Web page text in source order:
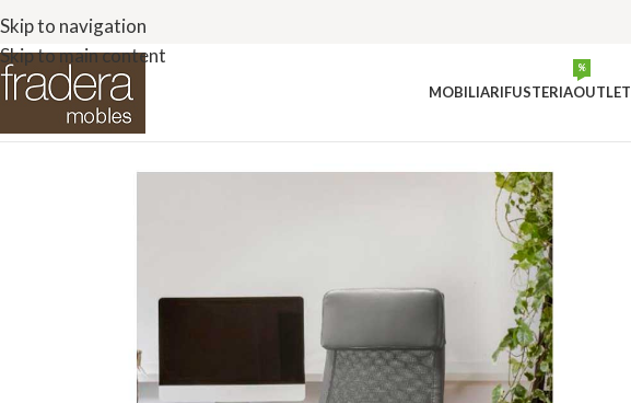
Skip to navigation
Skip to main content
MOBILIARIFUSTERIAOUTLET
%